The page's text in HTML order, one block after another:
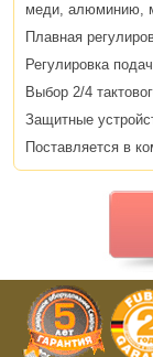
меди, алюминию,
Плавная
Регулировка
Выбор 2/4
Защитные
Поставляется в